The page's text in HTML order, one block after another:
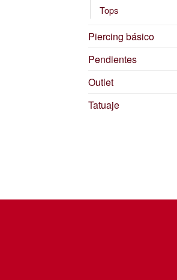
Tops
Piercing básico
Pendientes
Outlet
Tatuaje